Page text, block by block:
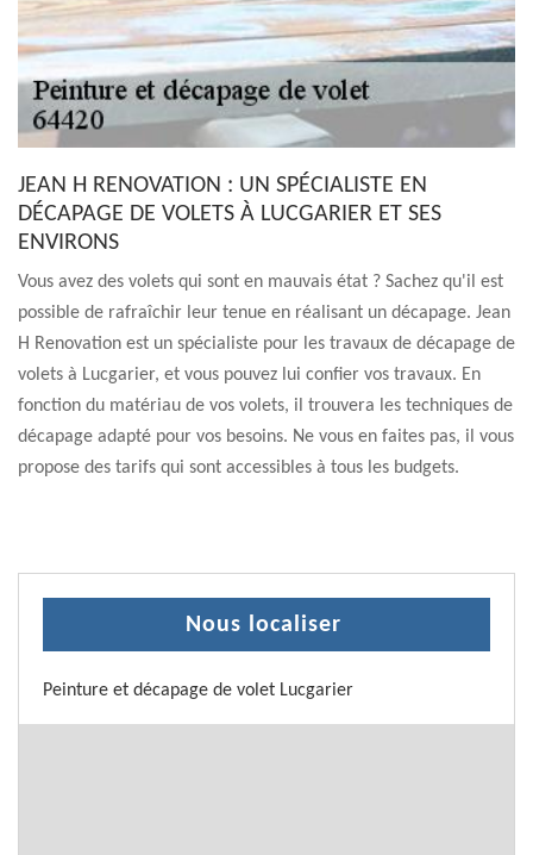
JEAN H RENOVATION : UN SPÉCIALISTE EN
DÉCAPAGE DE VOLETS À LUCGARIER ET SES
ENVIRONS
Vous avez des volets qui sont en mauvais état ? Sachez qu'il est
possible de rafraîchir leur tenue en réalisant un décapage. Jean
H Renovation est un spécialiste pour les travaux de décapage de
volets à Lucgarier, et vous pouvez lui confier vos travaux. En
fonction du matériau de vos volets, il trouvera les techniques de
décapage adapté pour vos besoins. Ne vous en faites pas, il vous
propose des tarifs qui sont accessibles à tous les budgets.
Nous localiser
Peinture et décapage de volet Lucgarier